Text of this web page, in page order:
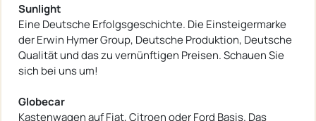
Sunlight
Eine Deutsche Erfolgsgeschichte. Die Einsteigermarke
der Erwin Hymer Group, Deutsche Produktion, Deutsche
Qualität und das zu vernünftigen Preisen. Schauen Sie
sich bei uns um!
Globecar
Kastenwagen auf Fiat, Citroen oder Ford Basis. Das